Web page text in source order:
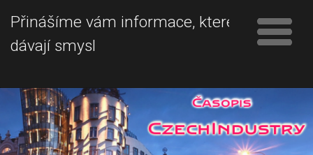
Přinášíme vám informace, které
dávají smysl